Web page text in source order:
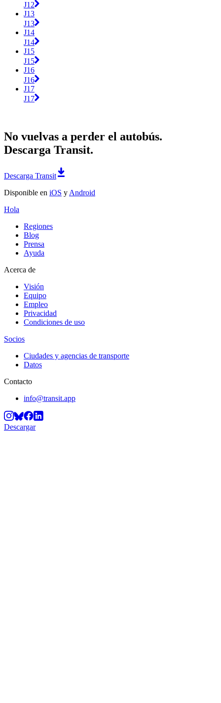
J12
J13
J13
J14
J14
J15
J15
J16
J16
J17
J17
No vuelvas a perder el autobús.
Descarga Transit.
Descarga Transit
Disponible en iOS y Android
Hola
Regiones
Blog
Prensa
Ayuda
Acerca de
Visión
Equipo
Empleo
Privacidad
Condiciones de uso
Socios
Ciudades y agencias de transporte
Datos
Contacto
info@transit.app
Descargar